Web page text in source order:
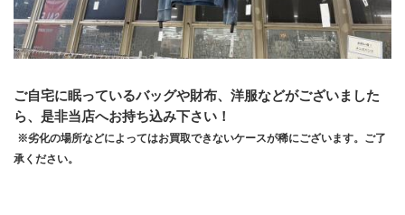
ご自宅に眠っているバッグや財布、洋服などがございました
ら、是非当店へお持ち込み下さい！
※劣化の場所などによってはお買取できないケースが稀にございます。ご了
承ください。